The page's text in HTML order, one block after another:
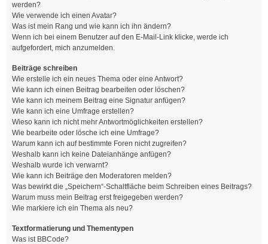
werden?
Wie verwende ich einen Avatar?
Was ist mein Rang und wie kann ich ihn ändern?
Wenn ich bei einem Benutzer auf den E-Mail-Link klicke, werde ich
aufgefordert, mich anzumelden.
Beiträge schreiben
Wie erstelle ich ein neues Thema oder eine Antwort?
Wie kann ich einen Beitrag bearbeiten oder löschen?
Wie kann ich meinem Beitrag eine Signatur anfügen?
Wie kann ich eine Umfrage erstellen?
Wieso kann ich nicht mehr Antwortmöglichkeiten erstellen?
Wie bearbeite oder lösche ich eine Umfrage?
Warum kann ich auf bestimmte Foren nicht zugreifen?
Weshalb kann ich keine Dateianhänge anfügen?
Weshalb wurde ich verwarnt?
Wie kann ich Beiträge den Moderatoren melden?
Was bewirkt die „Speichern“-Schaltfläche beim Schreiben eines Beitrags?
Warum muss mein Beitrag erst freigegeben werden?
Wie markiere ich ein Thema als neu?
Textformatierung und Thementypen
Was ist BBCode?